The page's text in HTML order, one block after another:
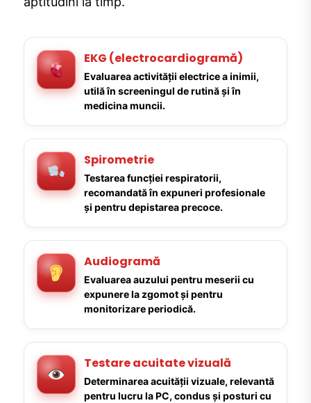
EKG (electrocardiogramă)
Evaluarea activității electrice a inimii,
utilă în screeningul de rutină și în
medicina muncii.
Spirometrie
Testarea funcției respiratorii,
recomandată în expuneri profesionale
și pentru depistarea precoce.
Audiogramă
Evaluarea auzului pentru meserii cu
expunere la zgomot și pentru
monitorizare periodică.
Testare acuitate vizuală
Determinarea acuității vizuale, relevantă
pentru lucru la PC, condus și posturi cu